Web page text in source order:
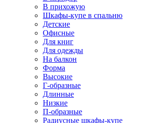
В прихожую
Шкафы-купе в спальню
Детские
Офисные
Для книг
Для одежды
На балкон
Форма
Высокие
Г-образные
Длинные
Низкие
П-образные
Радиусные шкафы-купе